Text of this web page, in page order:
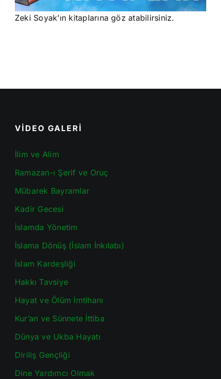
Zeki Soyak’ın kitaplarına göz atabilirsiniz.
VİDEO GALERİ
İlim ve Alim
Ramazan-ı Şerif ve Oruç
Mübarek Bayramlar
Kadir Gecesi
İslamda Yönetim
İslama Dönüş (İslam İnkılabı)
İslam Kardeşliği
Hakkı Tavsiye
Hayat ve Ölüm İmtihanı
Kur’an ve Sünnete İttiba
Dünya ve Ukba Hayatı
Diriliş Gençliği
Dine Yardımcı Olmak